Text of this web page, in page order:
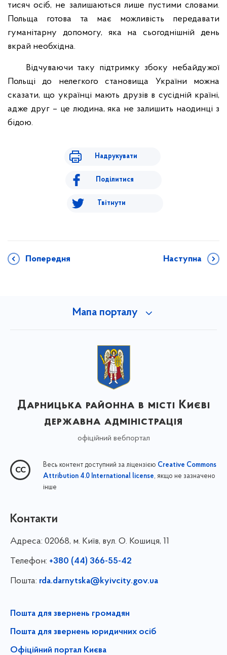
тисяч осіб, не залишаються лише пустими словами.
Польща готова та має можливість передавати
гуманітарну допомогу, яка на сьогоднішній день
вкрай необхідна.
Відчуваючи таку підтримку збоку небайдужої
Польщі до нелегкого становища України можна
сказати, що українці мають друзів в сусідній країні,
адже друг – це людина, яка не залишить наодинці з
бідою.
Надрукувати
Поділитися
Твітнути
Попередня Наступна
Мапа порталу
Дарницька районна в місті Києві
державна адміністрація
офіційний вебпортал
Весь контент доступний за ліцензією Creative Commons
Attribution 4.0 International license, якщо не зазначено
інше
Контакти
Адреса: 02068, м. Київ, вул. О. Кошиця, 11
Телефон: +380 (44) 366-55-42
Пошта: rda.darnytska@kyivcity.gov.ua
Пошта для звернень громадян
Пошта для звернень юридичних осіб
Офіційний портал Києва